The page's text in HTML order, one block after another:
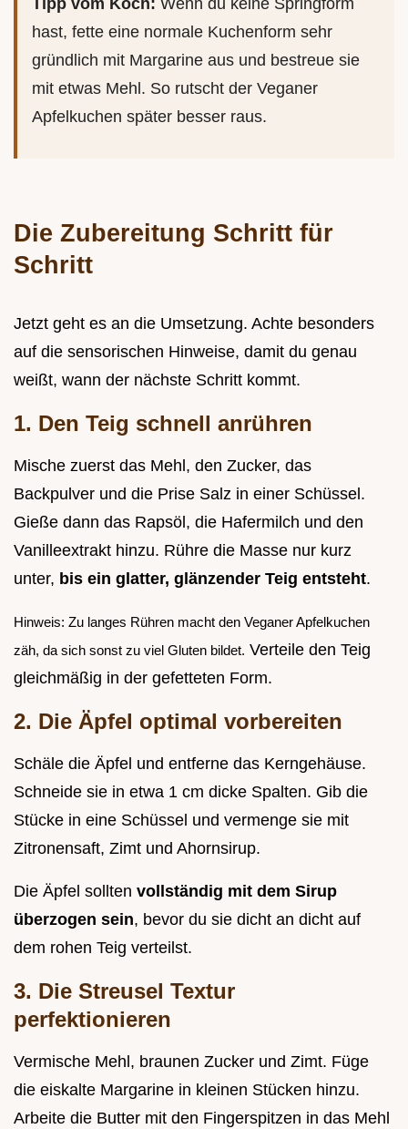
Tipp vom Koch: Wenn du keine Springform
hast, fette eine normale Kuchenform sehr
gründlich mit Margarine aus und bestreue sie
mit etwas Mehl. So rutscht der Veganer
Apfelkuchen später besser raus.
Die Zubereitung Schritt für
Schritt
Jetzt geht es an die Umsetzung. Achte besonders
auf die sensorischen Hinweise, damit du genau
weißt, wann der nächste Schritt kommt.
1. Den Teig schnell anrühren
Mische zuerst das Mehl, den Zucker, das
Backpulver und die Prise Salz in einer Schüssel.
Gieße dann das Rapsöl, die Hafermilch und den
Vanilleextrakt hinzu. Rühre die Masse nur kurz
unter, bis ein glatter, glänzender Teig entsteht.
Hinweis: Zu langes Rühren macht den Veganer Apfelkuchen
zäh, da sich sonst zu viel Gluten bildet. Verteile den Teig
gleichmäßig in der gefetteten Form.
2. Die Äpfel optimal vorbereiten
Schäle die Äpfel und entferne das Kerngehäuse.
Schneide sie in etwa 1 cm dicke Spalten. Gib die
Stücke in eine Schüssel und vermenge sie mit
Zitronensaft, Zimt und Ahornsirup.
Die Äpfel sollten vollständig mit dem Sirup
überzogen sein, bevor du sie dicht an dicht auf
dem rohen Teig verteilst.
3. Die Streusel Textur
perfektionieren
Vermische Mehl, braunen Zucker und Zimt. Füge
die eiskalte Margarine in kleinen Stücken hinzu.
Arbeite die Butter mit den Fingerspitzen in das Mehl